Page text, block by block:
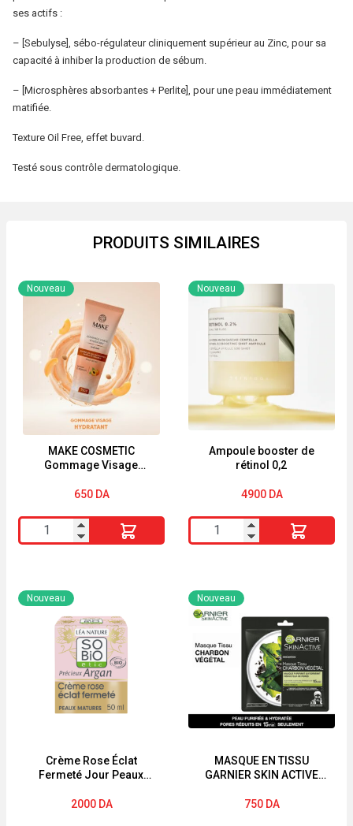
ses actifs :
– [Sebulyse], sébo-régulateur cliniquement supérieur au Zinc, pour sa
capacité à inhiber la production de sébum.
– [Microsphères absorbantes + Perlite], pour une peau immédiatement
matifiée.
Texture Oil Free, effet buvard.
Testé sous contrôle dermatologique.
PRODUITS SIMILAIRES
MAKE COSMETIC
Gommage Visage
Sèches
Nouveau
650 DA
quantité
de
COSMETIC
Gommage
Hydratant
ABRICOT
Sèches
Ampoule booster de
rétinol 0,2
Nouveau
4900 DA
quantité
de
booster
de
0,2
Crème Rose Éclat
Fermeté Jour Peaux
Collagène végétal
Nouveau
2000 DA
MASQUE EN TISSU
GARNIER SKIN ACTIVE
Nouveau
750 DA